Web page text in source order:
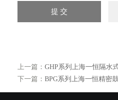
上一篇： GHP系列上海一恒隔水
下一篇： BPG系列上海一恒精密